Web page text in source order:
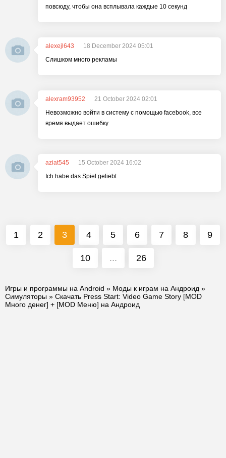
повсюду, чтобы она всплывала каждые 10 секунд
alexejl643
18 December 2024 05:01
Слишком много рекламы
alexram93952
21 October 2024 02:01
Невозможно войти в систему с помощью facebook, все
время выдает ошибку
aziat545
15 October 2024 16:02
Ich habe das Spiel geliebt
1 2 3 4 5 6 7 8 9
10 ... 26
Игры и программы на Android » Моды к играм на Андроид »
Симуляторы » Скачать Press Start: Video Game Story [MOD
Много денег] + [MOD Меню] на Андроид